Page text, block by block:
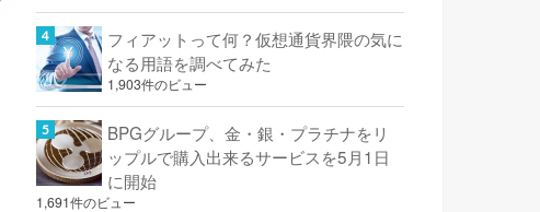
フィアットって何？仮想通貨界隈の気に
なる用語を調べてみた
1,903件のビュー
BPGグループ、金・銀・プラチナをリ
ップルで購入出来るサービスを5月1日
に開始
1,691件のビュー